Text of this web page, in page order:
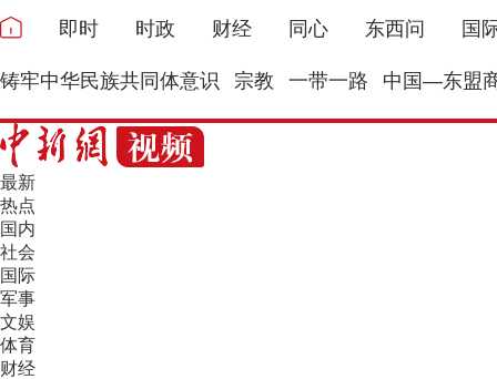
即时 时政 财经 同心 东西问 国
铸牢中华民族共同体意识 宗教 一带一路 中国—东盟
最新
热点
国内
社会
国际
军事
文娱
体育
财经